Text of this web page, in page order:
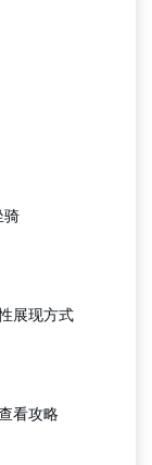
骑
展现方式
看攻略